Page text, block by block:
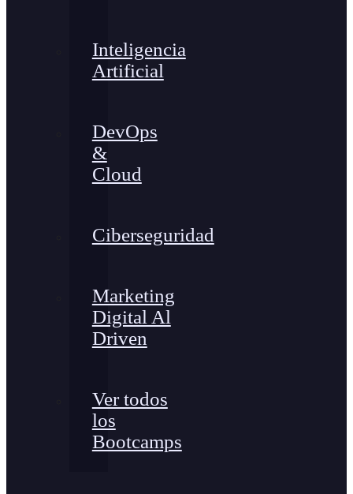
Inteligencia
Artificial
DevOps
&
Cloud
Ciberseguridad
Marketing
Digital Al
Driven
Ver todos
los
Bootcamps